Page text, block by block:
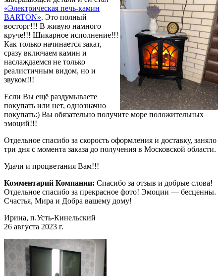
«Электрическая печь-камин
BARTON». Это полный
восторг!!! В живую намного
круче!!! Шикарное исполнение!!!
Как только начинается закат,
сразу включаем камин и
наслаждаемся не только
реалистичным видом, но и
звуком!!!
Если Вы ещё раздумываете
покупать или нет, однозначно
покупать:) Вы обязательно получите море положительных
эмоций!!!
Отдельное спасибо за скорость оформления и доставку, заняло
три дня с момента заказа до получения в Московской области.
Удачи и процветания Вам!!!
Комментарий Компании: Спасибо за отзыв и добрые слова!
Отдельное спасибо за прекрасное фото! Эмоции — бесценны.
Счастья, Мира и Добра вашему дому!
Ирина, п.Усть-Кинельский
26 августа 2023 г.